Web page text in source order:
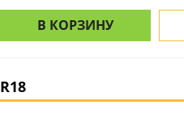
В КОРЗИНУ
R18